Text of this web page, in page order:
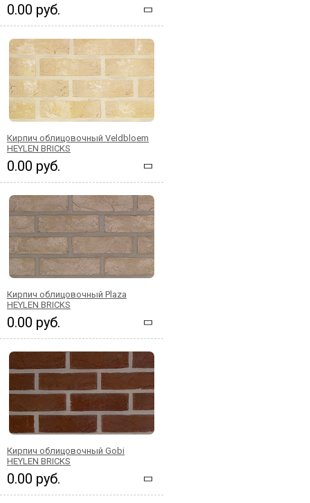
0.00 руб.
Кирпич облицовочный Veldbloem
HEYLEN BRICKS
0.00 руб.
Кирпич облицовочный Plaza
HEYLEN BRICKS
0.00 руб.
Кирпич облицовочный Gobi
HEYLEN BRICKS
0.00 руб.